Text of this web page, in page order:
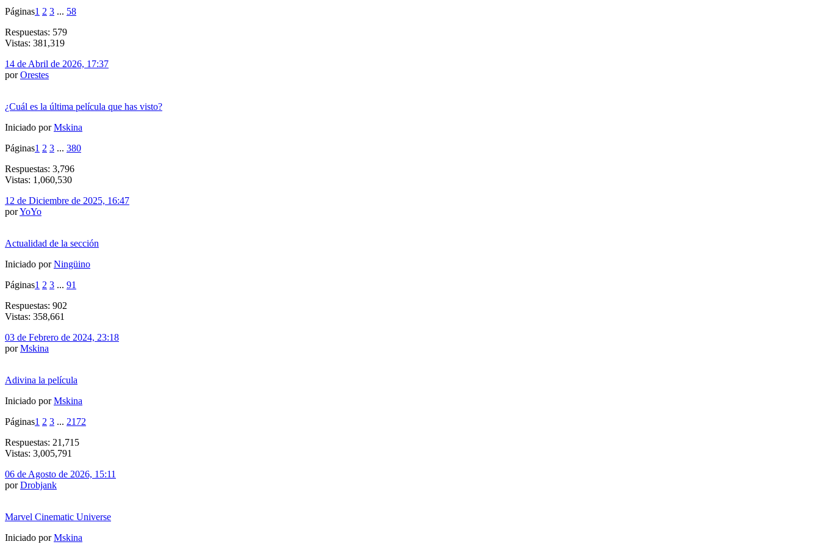
Páginas1 2 3 ... 58
Respuestas: 579
Vistas: 381,319
14 de Abril de 2026, 17:37
porOrestes
¿Cuál es la última película que has visto?
Iniciado porMskina
Páginas1 2 3 ... 380
Respuestas: 3,796
Vistas: 1,060,530
12 de Diciembre de 2025, 16:47
porYoYo
Actualidad de la sección
Iniciado porNingüino
Páginas1 2 3 ... 91
Respuestas: 902
Vistas: 358,661
03 de Febrero de 2024, 23:18
porMskina
Adivina la película
Iniciado porMskina
Páginas1 2 3 ... 2172
Respuestas: 21,715
Vistas: 3,005,791
06 de Agosto de 2026, 15:11
porDrobjank
Marvel Cinematic Universe
Iniciado porMskina